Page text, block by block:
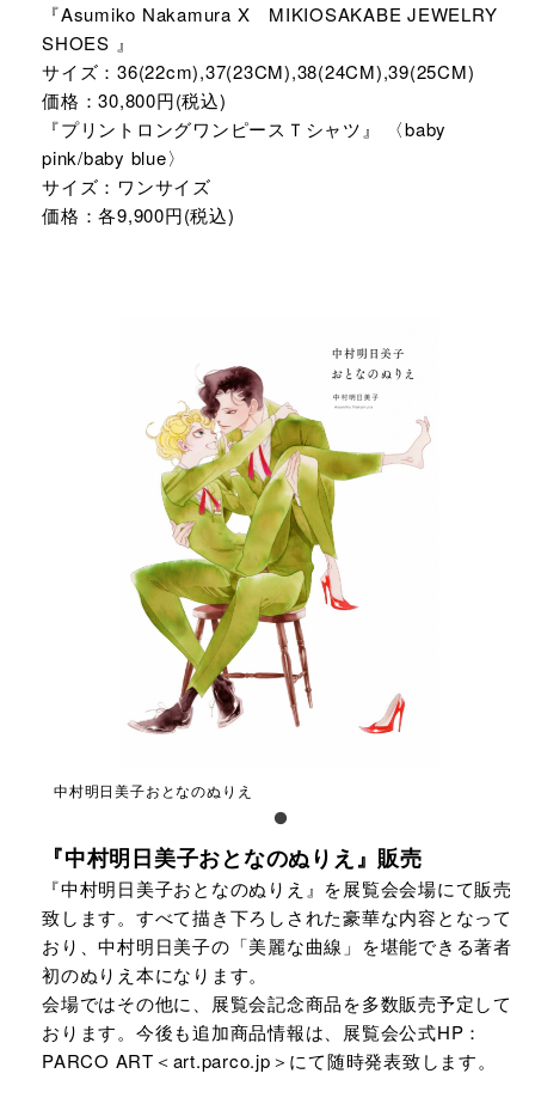
『Asumiko Nakamura X MIKIOSAKABE JEWELRY
SHOES 』
サイズ：36(22cm),37(23CM),38(24CM),39(25CM)
価格：30,800円(税込)
『プリントロングワンピースＴシャツ』 〈baby
pink/baby blue〉
サイズ：ワンサイズ
価格：各9,900円(税込)
中村明日美子おとなのぬりえ
『中村明日美子おとなのぬりえ』販売
『中村明日美子おとなのぬりえ』を展覧会会場にて販売
致します。すべて描き下ろしされた豪華な内容となって
おり、中村明日美子の「美麗な曲線」を堪能できる著者
初のぬりえ本になります。
会場ではその他に、展覧会記念商品を多数販売予定して
おります。今後も追加商品情報は、展覧会公式HP：
PARCO ART＜art.parco.jp＞にて随時発表致します。